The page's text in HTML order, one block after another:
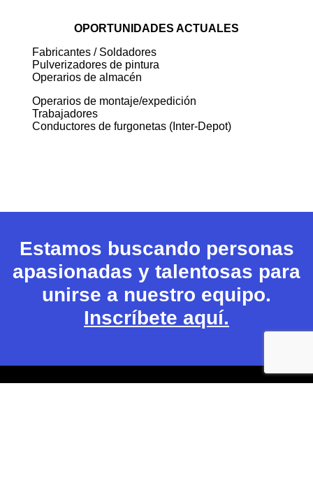
OPORTUNIDADES ACTUALES
Fabricantes / Soldadores
Pulverizadores de pintura
Operarios de almacén
Operarios de montaje/expedición
Trabajadores
Conductores de furgonetas (Inter-Depot)
Estamos buscando personas
apasionadas y talentosas para
unirse a nuestro equipo.
Inscríbete aquí.